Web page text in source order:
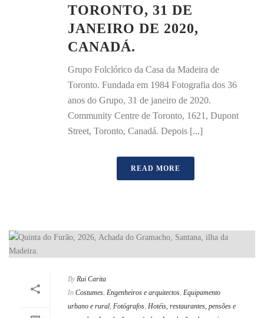
TORONTO, 31 DE
JANEIRO DE 2020,
CANADÁ.
Grupo Folclórico da Casa da Madeira de
Toronto. Fundada em 1984 Fotografia dos 36
anos do Grupo, 31 de janeiro de 2020.
Community Centre de Toronto, 1621, Dupont
Street, Toronto, Canadá. Depois [...]
READ MORE
By Rui Carita
In Costumes, Engenheiros e arquitectos, Equipamento
urbano e rural, Fotógrafos, Hotéis, restaurantes, pensões e